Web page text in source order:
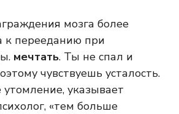
мозга более
к перееданию при
мечтать. Ты не спал и
чувствуешь усталость.
указывает
«тем больше